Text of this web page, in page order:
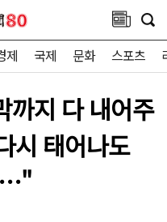
제 국제 문화 스포츠
까지 다 내어주
시 태어나도
…"